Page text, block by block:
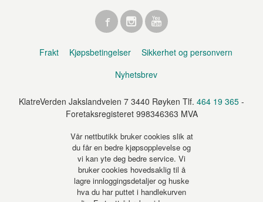
Frakt Kjøpsbetingelser
Sikkerhet og personvern
Nyhetsbrev
KlatreVerden Jakslandveien 7 3440 Røyken Tlf. 464 19 365 -
Foretaksregisteret 998346363 MVA
Vår nettbutikk bruker cookies slik at
du får en bedre kjøpsopplevelse og
vi kan yte deg bedre service. Vi
bruker cookies hovedsaklig til å
lagre innloggingsdetaljer og huske
hva du har puttet i handlekurven